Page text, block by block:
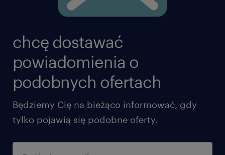
chcę dostawać
powiadomienia o
podobnych ofertach
Będziemy Cię na bieżąco informować, gdy
tylko pojawią się podobne oferty.